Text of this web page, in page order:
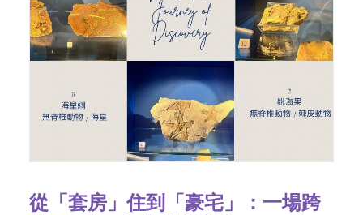
從「套房」住到「豪宅」：一場跨